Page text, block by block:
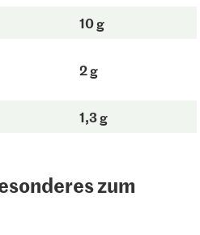
10 g
2 g
1,3 g
zum